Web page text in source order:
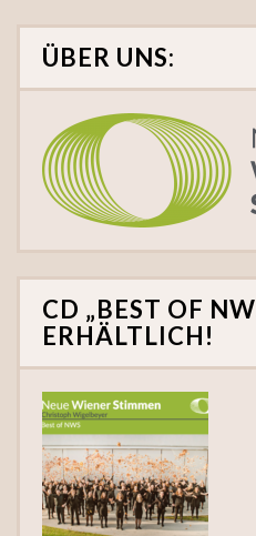
ÜBER UNS:
CD „BEST OF
ERHÄLTLICH!